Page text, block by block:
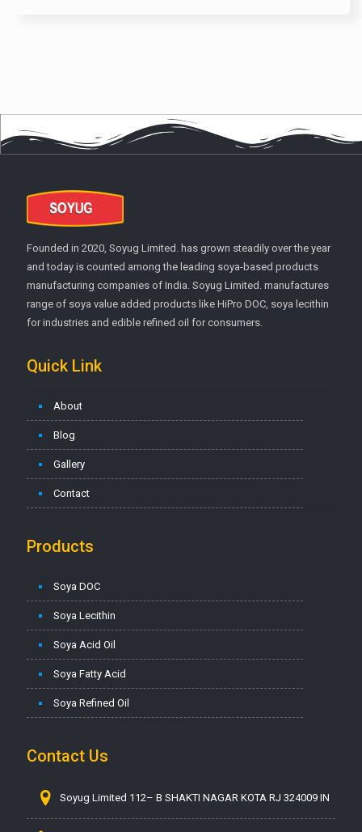
Founded in 2020, Soyug Limited. has grown steadily over the year
and today is counted among the leading soya-based products
manufacturing companies of India. Soyug Limited. manufactures
range of soya value added products like HiPro DOC, soya lecithin
for industries and edible refined oil for consumers.
Quick Link
About
Blog
Gallery
Contact
Products
Soya DOC
Soya Lecithin
Soya Acid Oil
Soya Fatty Acid
Soya Refined Oil
Contact Us
Soyug Limited 112– B SHAKTI NAGAR KOTA RJ 324009 IN